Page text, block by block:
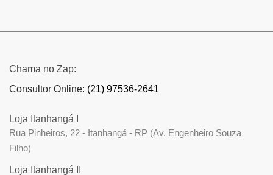
Chama no Zap:
Consultor Online: (21) 97536-2641
Loja Itanhangá I
Rua Pinheiros, 22 - Itanhangá - RP (Av. Engenheiro Souza
Filho)
Loja Itanhangá II